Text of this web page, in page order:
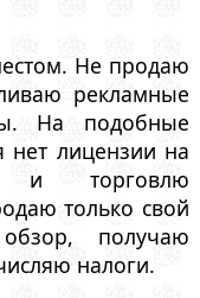
Не продаю
рекламные
На подобные
лицензии на
и торговлю
только свой
получаю
налоги.